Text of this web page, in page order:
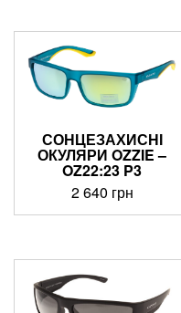
СОНЦЕЗАХИСНІ
ОКУЛЯРИ OZZIE –
OZ22:23 P3
2 640 грн